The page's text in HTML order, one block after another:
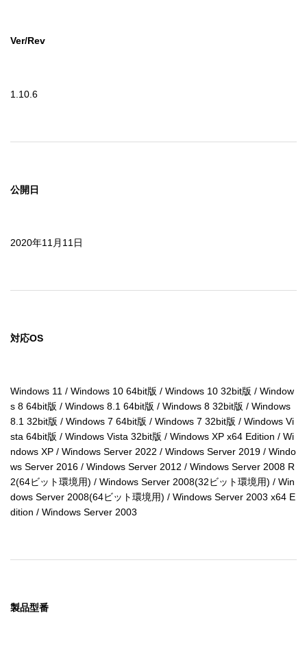
Ver/Rev
1.10.6
公開日
2020年11月11日
対応OS
Windows 11 / Windows 10 64bit版 / Windows 10 32bit版 / Window
s 8 64bit版 / Windows 8.1 64bit版 / Windows 8 32bit版 / Windows
8.1 32bit版 / Windows 7 64bit版 / Windows 7 32bit版 / Windows Vi
sta 64bit版 / Windows Vista 32bit版 / Windows XP x64 Edition / Wi
ndows XP / Windows Server 2022 / Windows Server 2019 / Windo
ws Server 2016 / Windows Server 2012 / Windows Server 2008 R
2(64ビット環境用) / Windows Server 2008(32ビット環境用) / Win
dows Server 2008(64ビット環境用) / Windows Server 2003 x64 E
dition / Windows Server 2003
製品型番